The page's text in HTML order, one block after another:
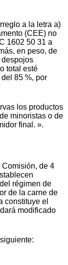
a la letra a)
(CEE) no
1602 50 31 a
en peso, de
total esté
85 %, por
los productos
minoristas o de
final. ».
de 4
régimen de
de la carne de
constituye el
modificado